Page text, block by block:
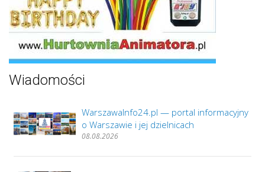
Wiadomości
WarszawaInfo24.pl — portal informacyjny
o Warszawie i jej dzielnicach
08.08.2026